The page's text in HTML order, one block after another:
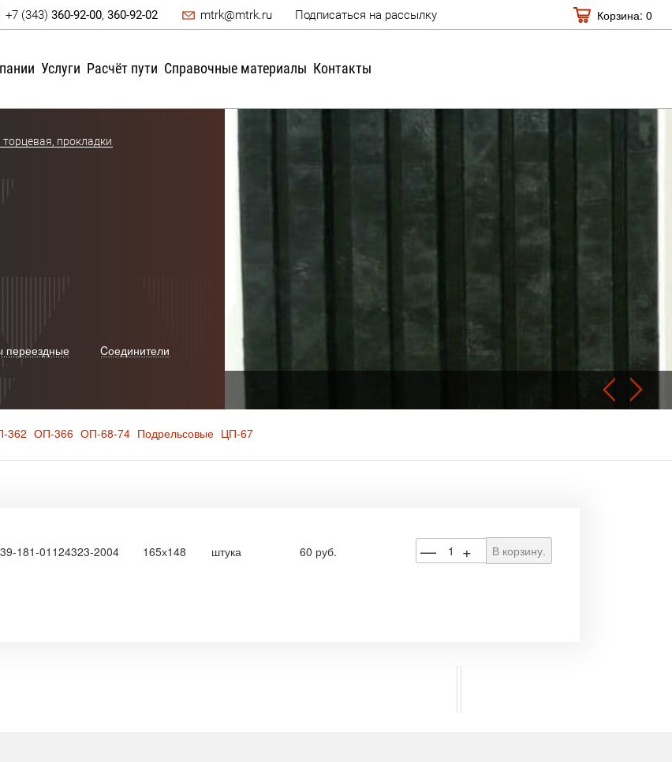
+7 (343) 360-92-00, 360-92-02 mtrk@mtrk.ru Подписаться на рассылку Корзина: 0
Услуги Расчёт пути Справочные материалы Контакты
прокладки
переездные
Cоединители
362 ОП-366 ОП-68-74 Подрельсовые ЦП-67
181-01124323-2004 165х148 штука 60 руб. — + В корзину.